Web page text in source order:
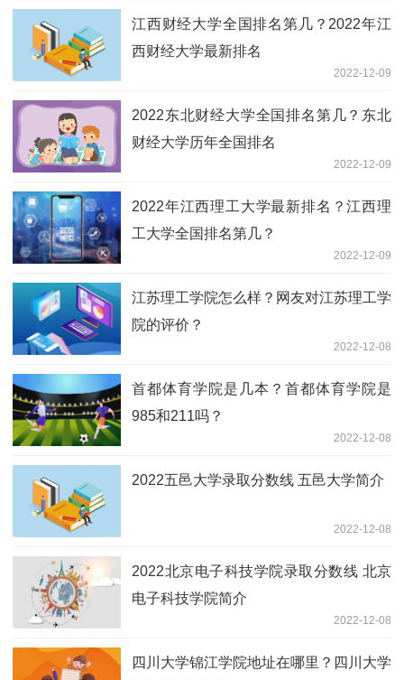
江西财经大学全国排名第几？2022年江
西财经大学最新排名
2022-12-09
2022东北财经大学全国排名第几？东北
财经大学历年全国排名
2022-12-09
2022年江西理工大学最新排名？江西理
工大学全国排名第几？
2022-12-09
江苏理工学院怎么样？网友对江苏理工学
院的评价？
2022-12-08
首都体育学院是几本？首都体育学院是
985和211吗？
2022-12-08
2022五邑大学录取分数线 五邑大学简介
2022-12-08
2022北京电子科技学院录取分数线 北京
电子科技学院简介
2022-12-08
四川大学锦江学院地址在哪里？四川大学